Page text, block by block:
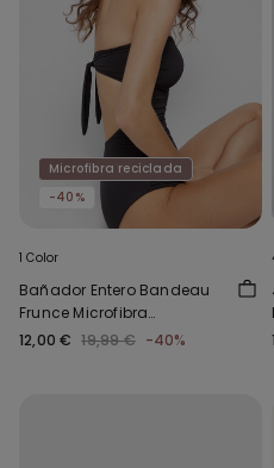
Microfibra reciclada
-40%
1 Color
Bañador Entero Bandeau
Frunce Microfibra
Reciclada
12,00 € 19,99 € -40%